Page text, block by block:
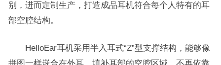
别，进而定制生产，打造成品耳机符合每个人特有的耳
部空腔结构。
HelloEar耳机采用半入耳式“Z”型支撑结构，能够像
拼图一样嵌合在外耳，填补耳部的空腔区域，不再依靠